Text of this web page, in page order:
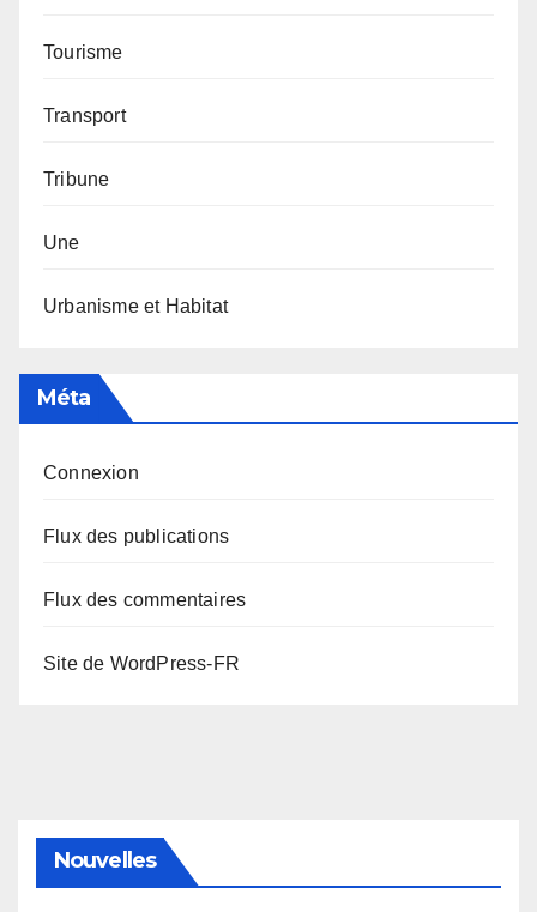
Tourisme
Transport
Tribune
Une
Urbanisme et Habitat
Méta
Connexion
Flux des publications
Flux des commentaires
Site de WordPress-FR
Nouvelles